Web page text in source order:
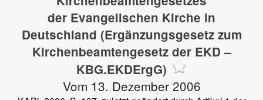
der Evangelischen Kirche in
Deutschland (Ergänzungsgesetz zum
Kirchenbeamtengesetz der EKD –
KBG.EKDErgG)
Vom 13. Dezember 2006